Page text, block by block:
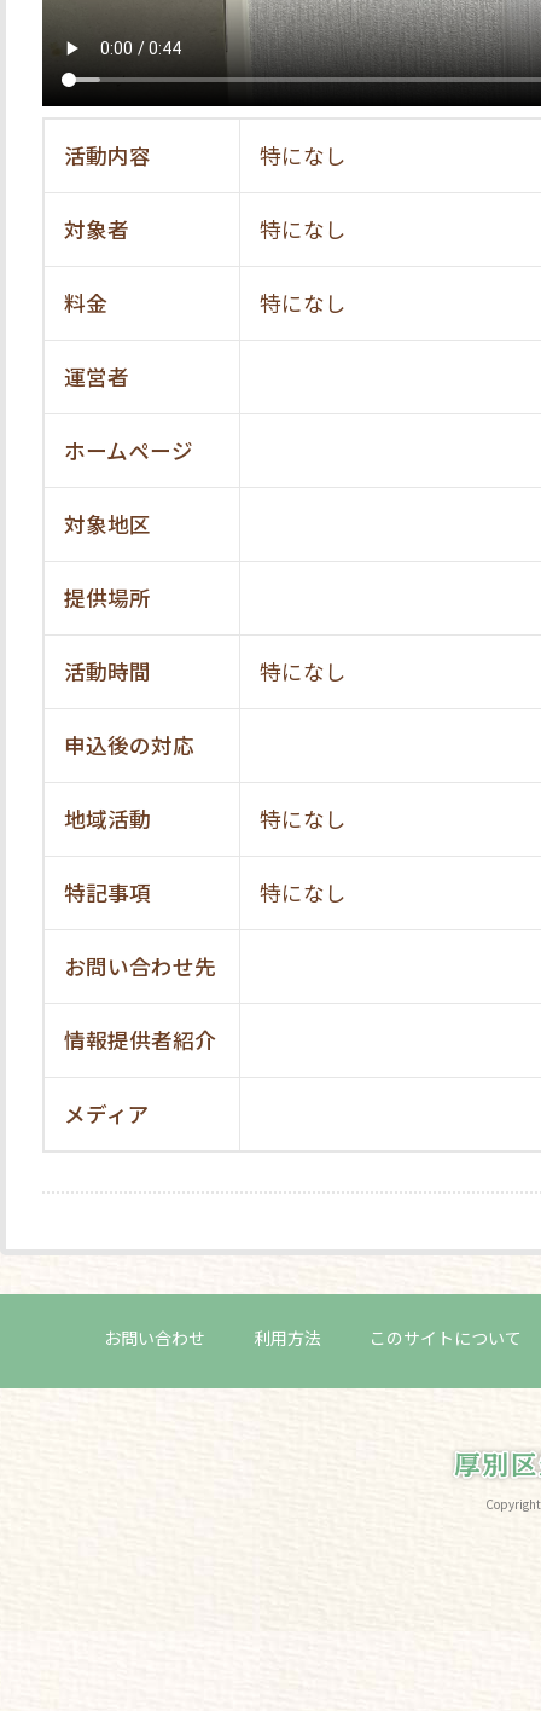
活動内容 特になし
対象者 特になし
料金 特になし
運営者
ホームページ
対象地区
提供場所
活動時間 特になし
申込後の対応
地域活動 特になし
特記事項 特になし
お問い合わせ先
情報提供者紹介
メディア
お問い合わせ 利用方法 このサイトについて